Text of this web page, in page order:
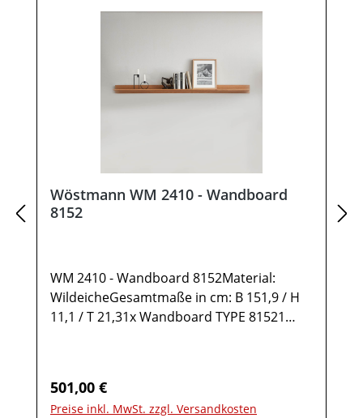
Wöstmann WM 2410 - Wandboard
8152
WM 2410 - Wandboard 8152Material:
WildeicheGesamtmaße in cm: B 151,9 / H
11,1 / T 21,31x Wandboard TYPE 81521
verschiedenen Bildschirmen abweichen.
Deko oder andere Beimöbel sind nicht
Regulärer Preis:
501,00 €
Preise inkl. MwSt. zzgl. Versandkosten